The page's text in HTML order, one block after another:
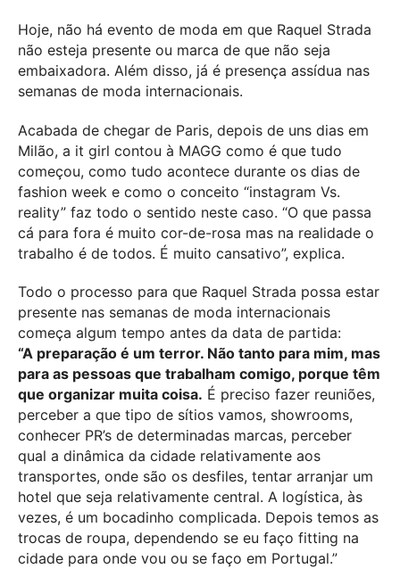
Hoje, não há evento de moda em que Raquel Strada
não esteja presente ou marca de que não seja
embaixadora. Além disso, já é presença assídua nas
semanas de moda internacionais.
Acabada de chegar de Paris, depois de uns dias em
Milão, a it girl contou à MAGG como é que tudo
começou, como tudo acontece durante os dias de
fashion week e como o conceito “instagram Vs.
reality” faz todo o sentido neste caso. “O que passa
cá para fora é muito cor-de-rosa mas na realidade o
trabalho é de todos. É muito cansativo”, explica.
Todo o processo para que Raquel Strada possa estar
presente nas semanas de moda internacionais
começa algum tempo antes da data de partida:
“A preparação é um terror. Não tanto para mim, mas
para as pessoas que trabalham comigo, porque têm
que organizar muita coisa. É preciso fazer reuniões,
perceber a que tipo de sítios vamos, showrooms,
conhecer PR’s de determinadas marcas, perceber
qual a dinâmica da cidade relativamente aos
transportes, onde são os desfiles, tentar arranjar um
hotel que seja relativamente central. A logística, às
vezes, é um bocadinho complicada. Depois temos as
trocas de roupa, dependendo se eu faço fitting na
cidade para onde vou ou se faço em Portugal.”